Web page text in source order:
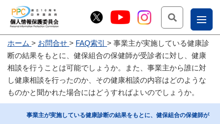
お
問
合
こー
じょ
ー部
ホーム お問合せ FAQ索引
事業主が実施している健康診
断の結果をもとに、健保組合の保健師が受診者に対し、健康
相談を行うことは可能でしょうか。また、事業主から誰に対
し健康相談を行ったのか、その健康相談の内容はどのような
ものかと聞かれた場合にはどうすればよいのでしょうか。
事業主が実施している健康診断の結果をもとに、健保組合の保健師が